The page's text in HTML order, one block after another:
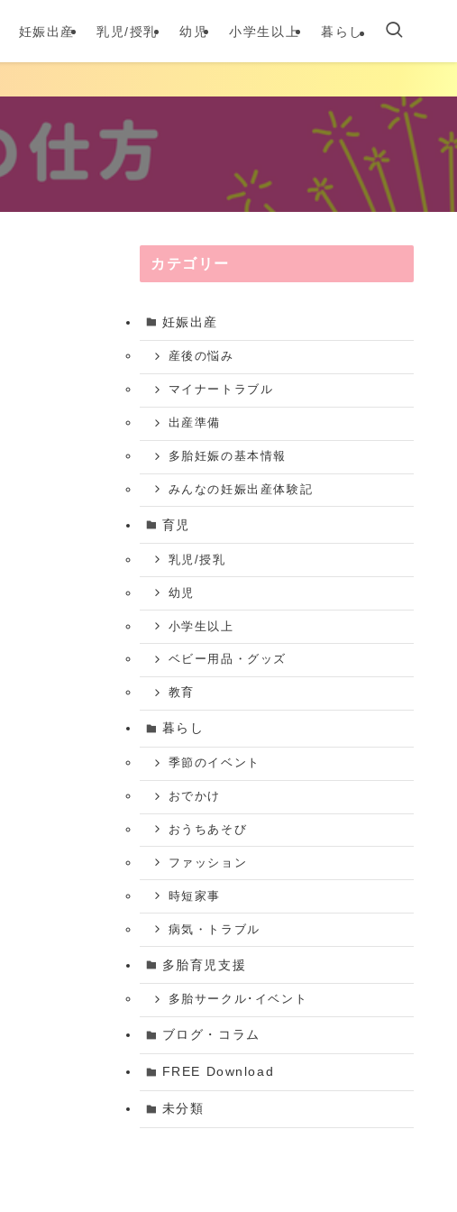
妊娠出産 乳児/授乳 幼児 小学生以上 暮らし
カテゴリー
妊娠出産
産後の悩み
マイナートラブル
出産準備
多胎妊娠の基本情報
みんなの妊娠出産体験記
育児
乳児/授乳
幼児
小学生以上
ベビー用品・グッズ
教育
暮らし
季節のイベント
おでかけ
おうちあそび
ファッション
時短家事
病気・トラブル
多胎育児支援
多胎サークル･イベント
ブログ・コラム
FREE Download
未分類